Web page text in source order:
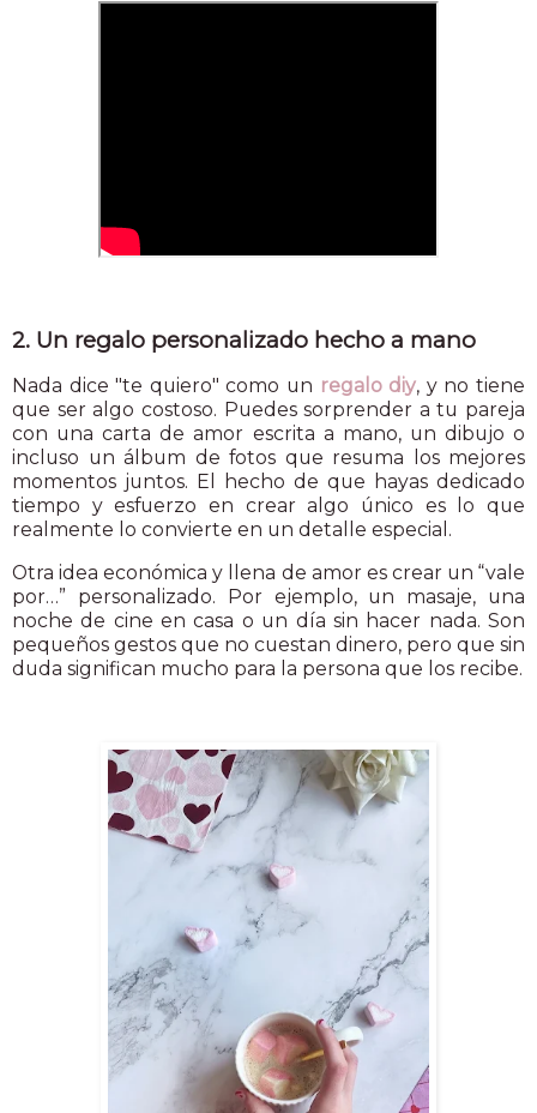
2. Un regalo personalizado hecho a mano
Nada dice "te quiero" como un regalo diy, y no tiene
que ser algo costoso. Puedes sorprender a tu pareja
con una carta de amor escrita a mano, un dibujo o
incluso un álbum de fotos que resuma los mejores
momentos juntos. El hecho de que hayas dedicado
tiempo y esfuerzo en crear algo único es lo que
realmente lo convierte en un detalle especial.
Otra idea económica y llena de amor es crear un “vale
por…” personalizado. Por ejemplo, un masaje, una
noche de cine en casa o un día sin hacer nada. Son
pequeños gestos que no cuestan dinero, pero que sin
duda significan mucho para la persona que los recibe.